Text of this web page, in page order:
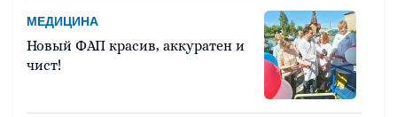
МЕДИЦИНА
Новый ФАП красив, аккуратен и
чист!